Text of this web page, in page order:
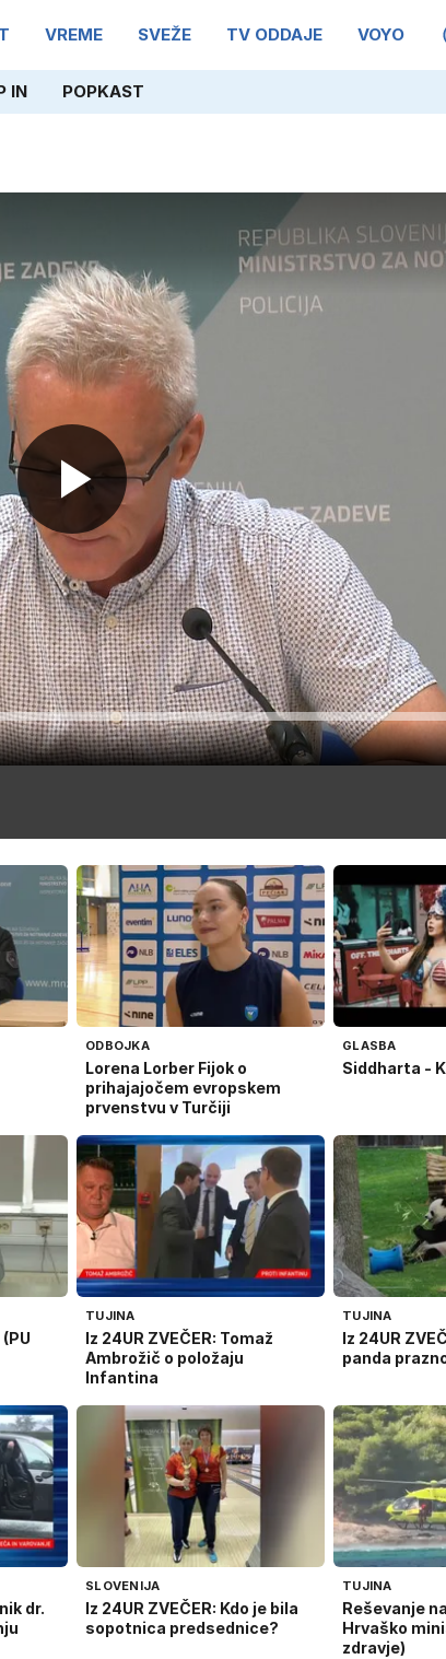
VREME SVEŽE TV ODDAJE VOYO
IN POPKAST
Predvajaj
ODBOJKA
Lorena Lorber Fijok o
prihajajočem evropskem
prvenstvu v Turčiji
GLASBA
Siddharta -
TUJINA
Iz 24UR ZVEČER: Tomaž
Ambrožič o položaju
Infantina
TUJINA
Iz 24UR
panda
dr.
SLOVENIJA
Iz 24UR ZVEČER: Kdo je bila
sopotnica predsednice?
TUJINA
Reševanje
Hrvaško
zdravje)